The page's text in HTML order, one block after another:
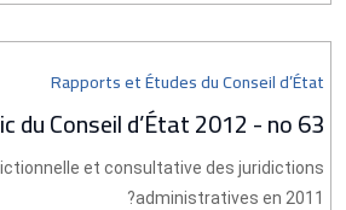
Rapports et Études du Conseil d’État
du Conseil d’État 2012 - no 63
et consultative des juridictions
administratives en 2011?